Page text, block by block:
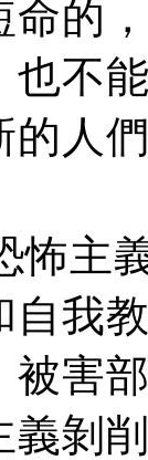
的
也不
的人
怖主
自我
害
義剝